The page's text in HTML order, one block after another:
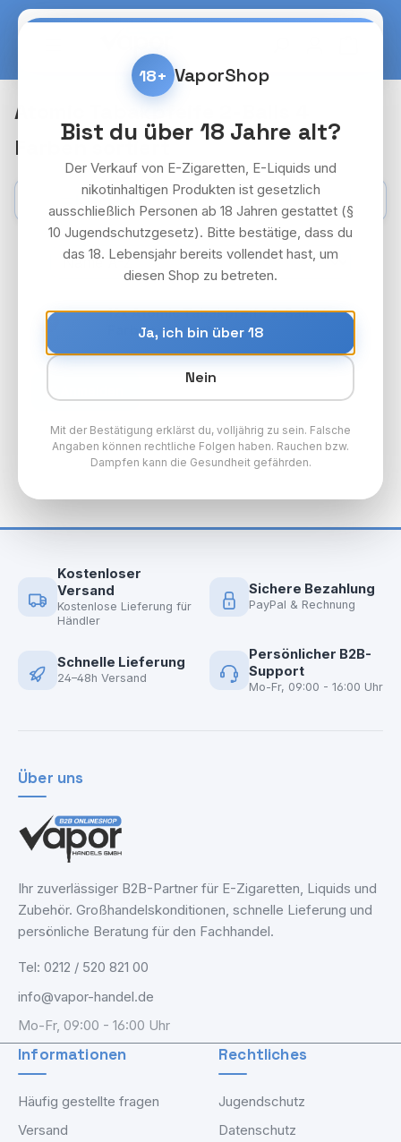
Zum Hauptinhalt springen
Atomic Tabakpfeife 2-Balls 4
Farben sortiert
Kategorien
18+
12x Atomic Tabakpfeife 2-Balls 4
Farben sortiert
Preise nach Login
Kostenloser
Versand
Kostenlose Lieferung für
Händler
Sichere Bezahlung
PayPal & Rechnung
Schnelle Lieferung
24–48h Versand
Persönlicher B2B-
Support
Mo-Fr, 09:00 - 16:00 Uhr
Über uns
Ihr zuverlässiger B2B-Partner für E-Zigaretten, Liquids und
Zubehör. Großhandelskonditionen, schnelle Lieferung und
persönliche Beratung für den Fachhandel.
Tel: 0212 / 520 821 00
info@vapor-handel.de
Mo-Fr, 09:00 - 16:00 Uhr
Informationen
Häufig gestellte fragen
Versand
Rechtliches
Jugendschutz
Datenschutz
18+ VaporShop
Bist du über 18 Jahre alt?
Der Verkauf von E-Zigaretten, E-Liquids und
nikotinhaltigen Produkten ist gesetzlich
ausschließlich Personen ab 18 Jahren gestattet (§
10 Jugendschutzgesetz). Bitte bestätige, dass du
das 18. Lebensjahr bereits vollendet hast, um
diesen Shop zu betreten.
Ja, ich bin über 18
Nein
Mit der Bestätigung erklärst du, volljährig zu sein. Falsche
Angaben können rechtliche Folgen haben. Rauchen bzw.
Dampfen kann die Gesundheit gefährden.